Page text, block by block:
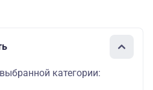
категории: